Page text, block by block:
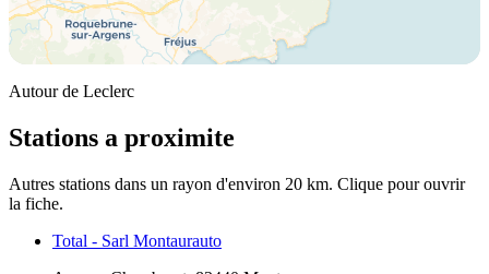
Autour de Leclerc
Stations a proximite
Autres stations dans un rayon d'environ 20 km. Clique pour ouvrir
la fiche.
Total - Sarl Montaurauto